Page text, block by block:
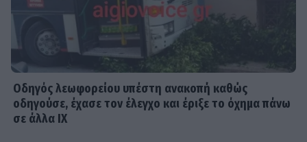
Οδηγός λεωφορείου υπέστη ανακοπή καθώς
οδηγούσε, έχασε τον έλεγχο και έριξε το όχημα πάνω
σε άλλα ΙΧ